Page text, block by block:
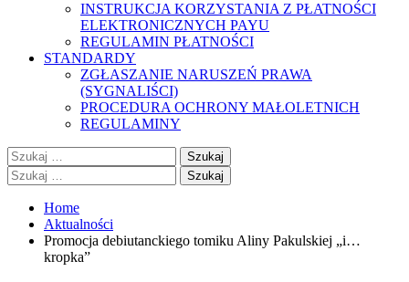
INSTRUKCJA KORZYSTANIA Z PŁATNOŚCI
ELEKTRONICZNYCH PAYU
REGULAMIN PŁATNOŚCI
STANDARDY
ZGŁASZANIE NARUSZEŃ PRAWA
(SYGNALIŚCI)
PROCEDURA OCHRONY MAŁOLETNICH
REGULAMINY
Szukaj:
Szukaj:
Home
Aktualności
Promocja debiutanckiego tomiku Aliny Pakulskiej „i…
kropka”